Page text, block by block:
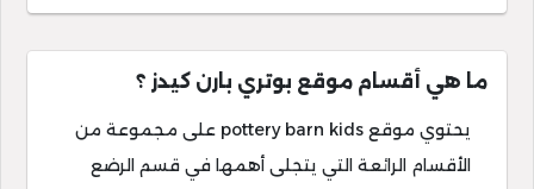
ما هي أقسام موقع بوتري بارن كيدز ؟
يحتوي موقع pottery barn kids على مجموعة من
الأقسام الرائعة التي يتجلى أهمها في قسم الرضع